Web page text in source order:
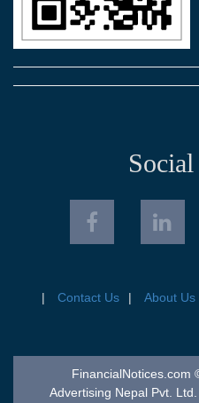
Contact Us About Us
FinancialNotices.com
Advertising Nepal Pvt.